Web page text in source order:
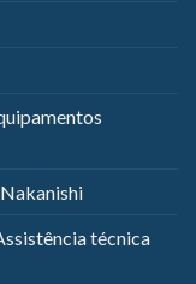
técnica